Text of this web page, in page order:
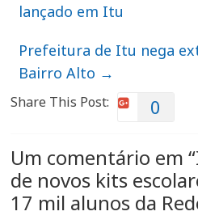
lançado em Itu
Prefeitura de Itu nega
Bairro Alto →
Share This Post: 0
Um comentário em “
de novos kits
17 mil alunos da